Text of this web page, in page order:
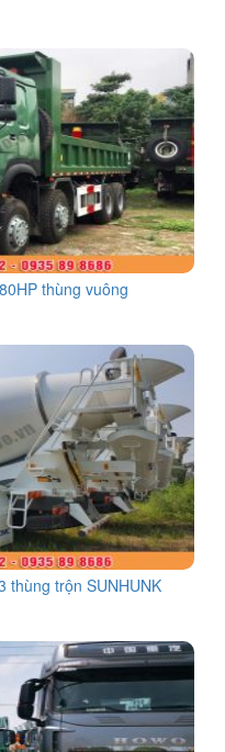
thùng vuông
thùng trộn SUNHUNK